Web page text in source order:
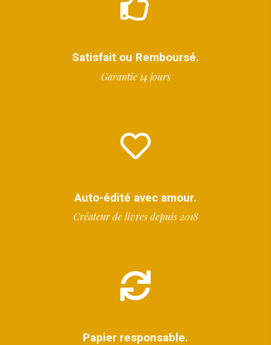
Satisfait ou Remboursé.
Garantie 14 jours
Auto-édité avec amour.
Créateur de livres depuis 2018
Papier responsable.